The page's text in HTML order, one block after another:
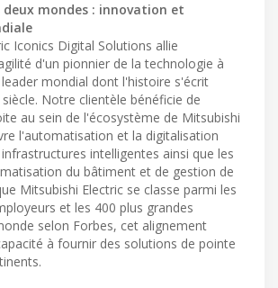
deux mondes : innovation et
Iconics Digital Solutions allie
d'un pionnier de la technologie à
mondial dont l'histoire s'écrit
Notre clientèle bénéficie de
au sein de l'écosystème de Mitsubishi
l'automatisation et la digitalisation
intelligentes ainsi que les
du bâtiment et de gestion de
Mitsubishi Electric se classe parmi les
et les 400 plus grandes
selon Forbes, cet alignement
à fournir des solutions de pointe